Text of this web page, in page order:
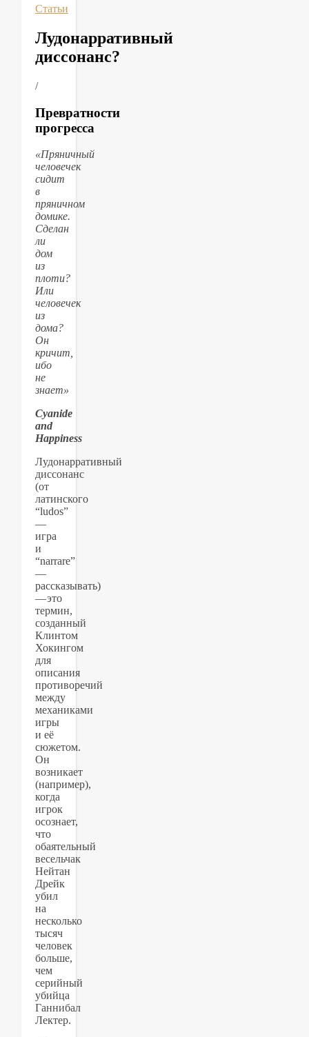
Статьи
Лудонарративный
диссонанс?
/
Превратности
прогресса
«Пряничный
человечек
сидит
в
пряничном
домике.
Сделан
ли
дом
из
плоти?
Или
человечек
из
дома?
Он
кричит,
ибо
не
знает»
Cyanide
and
Happiness
Лудонарративный
диссонанс
(от
латинского
“ludos”
—
игра
и
“narrare”
—
рассказывать)
— это
термин,
созданный
Клинтом
Хокингом
для
описания
противоречий
между
механиками
игры
и её
сюжетом.
Он
возникает
(например),
когда
игрок
осознает,
что
обаятельный
весельчак
Нейтан
Дрейк
убил
на
несколько
тысяч
человек
больше,
чем
серийный
убийца
Ганнибал
Лектер.